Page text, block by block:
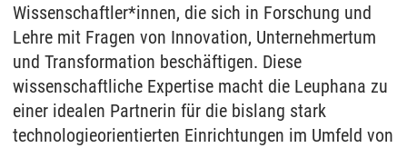
Wissenschaftler*innen, die sich in Forschung und
Lehre mit Fragen von Innovation, Unternehmertum
und Transformation beschäftigen. Diese
wissenschaftliche Expertise macht die Leuphana zu
einer idealen Partnerin für die bislang stark
technologieorientierten Einrichtungen im Umfeld von